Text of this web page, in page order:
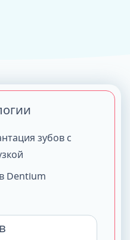
зубов с
Dentium